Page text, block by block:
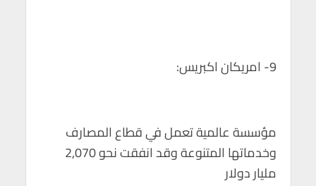
9- امريكان اكبريس:
مؤسسة عالمية تعمل في قطاع المصارف
وخدماتها المتنوعة وقد انفقت نحو 2,070
مليار دولار